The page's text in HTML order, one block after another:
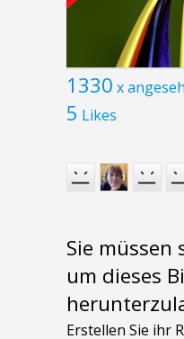
1330 x
5 Likes
Sie müssen
um dieses